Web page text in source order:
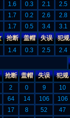
1.6 0.3 2.1 2.5
1.7 0.2 2.6 2.8
1.7 0.5 3.4 3.1
抢断 盖帽 失误 犯规
1.4 0.3 2.5 2.4
抢断 盖帽 失误 犯规
2 0 9 10
64 14 106 106
17 8 52 47